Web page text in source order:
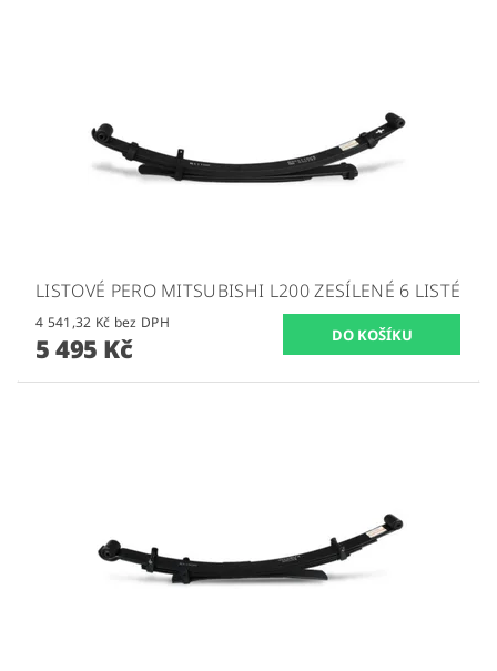
LISTOVÉ PERO MITSUBISHI L200 ZESÍLENÉ 6 LISTÉ
4 541,32 Kč bez DPH
5 495 Kč